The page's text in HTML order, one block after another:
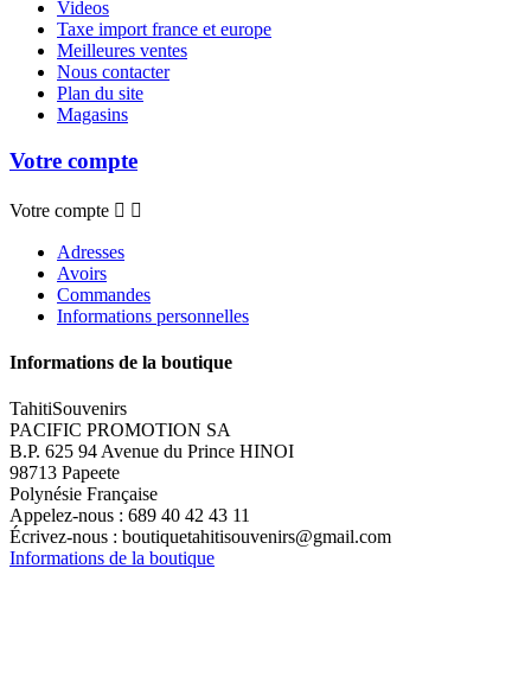
Videos
Taxe import france et europe
Meilleures ventes
Nous contacter
Plan du site
Magasins
Votre compte
Votre compte  
Adresses
Avoirs
Commandes
Informations personnelles
Informations de la boutique
TahitiSouvenirs
PACIFIC PROMOTION SA
B.P. 625 94 Avenue du Prince HINOI
98713 Papeete
Polynésie Française
Appelez-nous : 689 40 42 43 11
Écrivez-nous : boutiquetahitisouvenirs@gmail.com
Informations de la boutique